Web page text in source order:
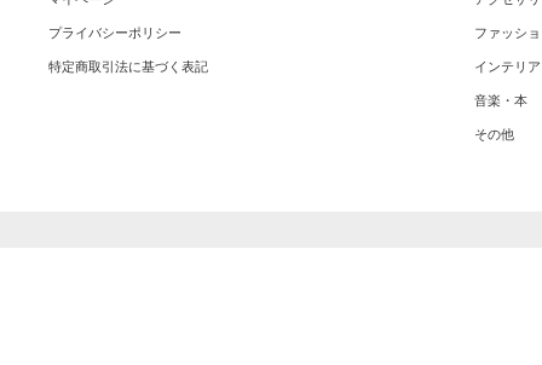
プライバシーポリシー
特定商取引法に基づく表記
ファッシ
インテリア
音楽・本
その他